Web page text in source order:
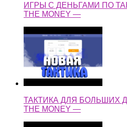
ИГРЫ С ДЕНЬГАМИ ПО
THE MONEY —
ТАКТИКА ДЛЯ БОЛЬШИХ
THE MONEY —